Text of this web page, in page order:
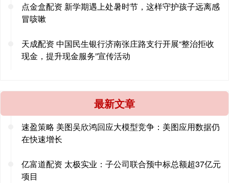
点金盒配资 新学期遇上处暑时节，这样守护孩子远离感
冒咳嗽
天成配资 中国民生银行济南张庄路支行开展“整治拒收
现金，提升现金服务”宣传活动
最新文章
速盈策略 美图吴欣鸿回应大模型竞争：美图应用数据仍
在快速增长
亿富道配资 太极实业：子公司联合预中标总额超37亿元
项目